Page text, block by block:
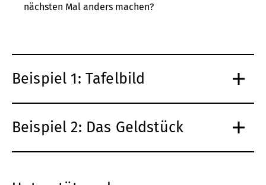
nächsten Mal anders machen?
Beispiel 1: Tafelbild
Beispiel 2: Das Geldstück